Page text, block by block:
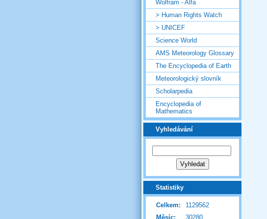
Wolfram - Alfa
> Human Rights Watch
> UNICEF
Science World
AMS Meteorology Glossary
The Encyclopedia of Earth
Meteorologický slovník
Scholarpedia
Encyclopedia of
Mathematics
Vyhledávání
Statistiky
Celkem:
1129562
Měsíc:
30280